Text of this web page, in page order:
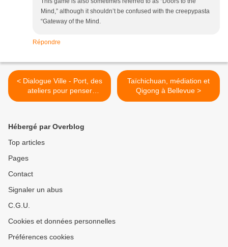
Mind,” although it shouldn’t be confused with the creepypasta
“Gateway of the Mind.
Répondre
< Dialogue Ville - Port, des
ateliers pour penser
l’ouverture du port sur la
Taïchichuan, médiation et
Qigong à Bellevue >
Hébergé par Overblog
Top articles
Pages
Contact
Signaler un abus
C.G.U.
Cookies et données personnelles
Préférences cookies